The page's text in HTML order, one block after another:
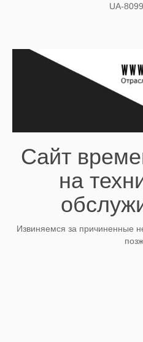
UA-
Сайт
на
Извиняемся за причиненные